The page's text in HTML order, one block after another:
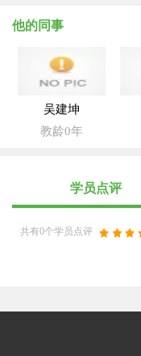
他的同事
吴建坤
教龄0年
学员点评
共有0个学员点评